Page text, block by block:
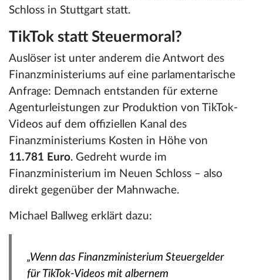
Schloss in Stuttgart statt.
TikTok statt Steuermoral?
Auslöser ist unter anderem die Antwort des
Finanzministeriums auf eine parlamentarische
Anfrage: Demnach entstanden für externe
Agenturleistungen zur Produktion von TikTok-
Videos auf dem offiziellen Kanal des
Finanzministeriums Kosten in Höhe von
11.781 Euro. Gedreht wurde im
Finanzministerium im Neuen Schloss – also
direkt gegenüber der Mahnwache.
Michael Ballweg erklärt dazu:
„Wenn das Finanzministerium Steuergelder
für TikTok-Videos mit albernem